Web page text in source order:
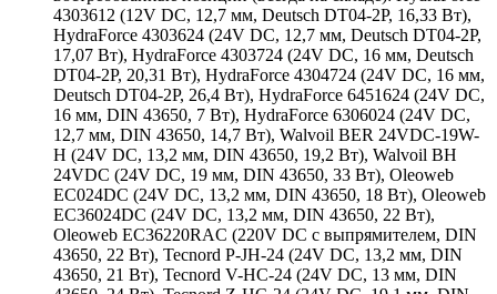
4303612 (12V DC, 12,7 мм, Deutsch DT04-2P, 16,33 Вт),
HydraForce 4303624 (24V DC, 12,7 мм, Deutsch DT04-2P,
17,07 Вт), HydraForce 4303724 (24V DC, 16 мм, Deutsch
DT04-2P, 20,31 Вт), HydraForce 4304724 (24V DC, 16 мм,
Deutsch DT04-2P, 26,4 Вт), HydraForce 6451624 (24V DC,
16 мм, DIN 43650, 7 Вт), HydraForce 6306024 (24V DC,
12,7 мм, DIN 43650, 14,7 Вт), Walvoil BER 24VDC-19W-
H (24V DC, 13,2 мм, DIN 43650, 19,2 Вт), Walvoil BH
24VDC (24V DC, 19 мм, DIN 43650, 33 Вт), Oleoweb
EC024DC (24V DC, 13,2 мм, DIN 43650, 18 Вт), Oleoweb
EC36024DC (24V DC, 13,2 мм, DIN 43650, 22 Вт),
Oleoweb EC36220RAC (220V DC с выпрямителем, DIN
43650, 22 Вт), Tecnord P-JH-24 (24V DC, 13,2 мм, DIN
43650, 21 Вт), Tecnord V-HC-24 (24V DC, 13 мм, DIN